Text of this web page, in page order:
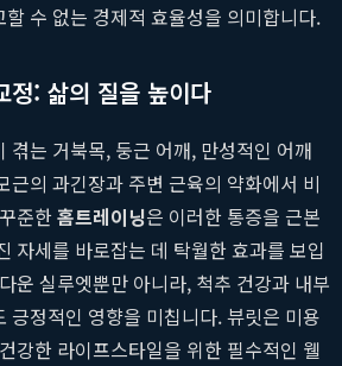
수 없는 경제적 효율성을 의미합니다.
정: 삶의 질을 높이다
겪는 거북목, 둥근 어깨, 만성적인 어깨
근의 과긴장과 주변 근육의 약화에서 비
준한홈트레이닝은 이러한 통증을 근본
자세를 바로잡는 데 탁월한 효과를 보입
운 실루엣뿐만 아니라, 척추 건강과 내부
긍정적인 영향을 미칩니다. 뷰릿은 미용
강한 라이프스타일을 위한 필수적인 웰